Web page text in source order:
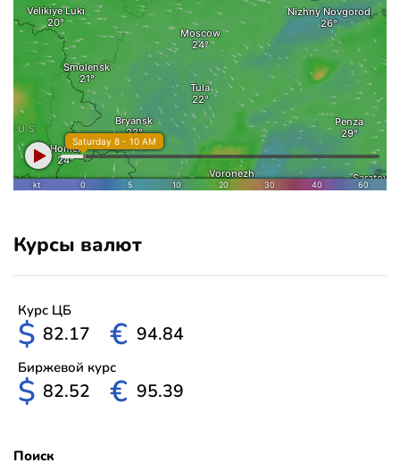
Курсы валют
Курс ЦБ
$ 82.17 € 94.84
Биржевой курс
$ 82.52 € 95.39
Поиск